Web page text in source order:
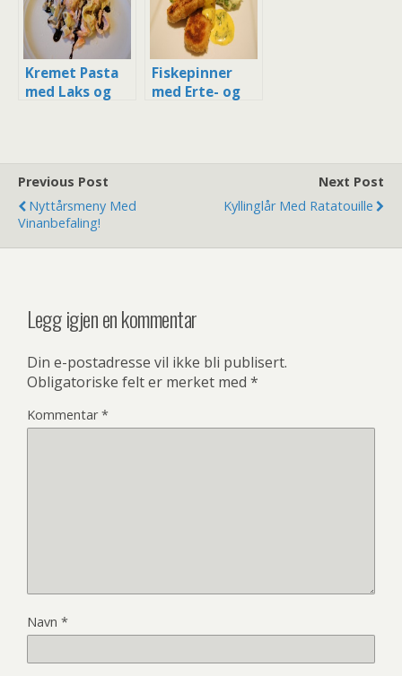
Kremet Pasta
med Laks og
Fiskepinner
med Erte- og
Previous Post
Nyttårsmeny Med
Vinanbefaling!
Next Post
Kyllinglår Med Ratatouille
Legg igjen en kommentar
Din e-postadresse vil ikke bli publisert.
Obligatoriske felt er merket med *
Kommentar*
Navn *